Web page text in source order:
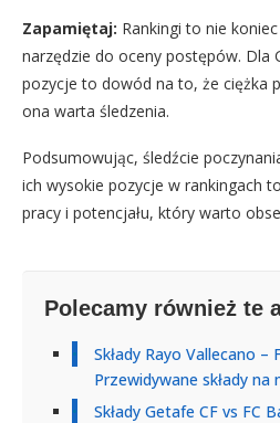
Zapamiętaj: Rankingi to nie
narzędzie do oceny postępów. Dla
pozycje to dowód na to, że ciężka
ona warta śledzenia.
Podsumowując, śledźcie
ich wysokie pozycje w rankingach
pracy i potencjału, który warto
Polecamy również te
Składy Rayo Vallecano –
Przewidywane składy na
Składy Getafe CF vs FC